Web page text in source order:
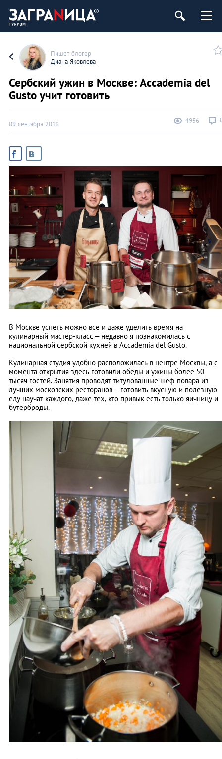
Пишет блогер
Диана Яковлева
Сербский ужин в Москве: Accademia del
Gusto учит готовить
09 сентября 2016 4956
В Москве успеть можно все и даже уделить время на
кулинарный мастер-класс – недавно я познакомилась с
национальной сербской кухней в Accademia del Gusto.
Кулинарная студия удобно расположилась в центре Москвы, а с
момента открытия здесь готовили обеды и ужины более 50
тысяч гостей. Занятия проводят титулованные шеф-повара из
лучших московских ресторанов – готовить вкусную и полезную
еду научат каждого, даже тех, кто привык есть только яичницу и
бутерброды.